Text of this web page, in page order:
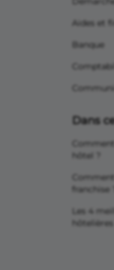
Aides et
Banque
Dans
hôtel ?
franchise ?
Les 4
hôtelières